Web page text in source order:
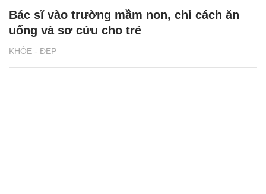
KHỎE - ĐẸP
Bác sĩ vào trường mầm non, chỉ cách ăn
uống và sơ cứu cho trẻ